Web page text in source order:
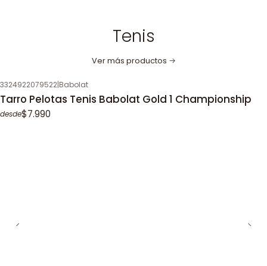
Tenis
Ver más productos
3324922079522|Babolat
Tarro Pelotas Tenis Babolat Gold 1 Championship
desde$7.990